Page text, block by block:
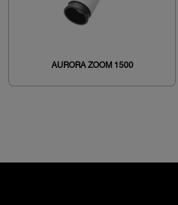
AURORA ZOOM 1500